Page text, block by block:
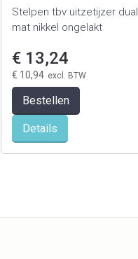
Stelpen tbv uitzetijzer dual
mat nikkel ongelakt
€ 13,24
€ 10,94
Bestellen
Details